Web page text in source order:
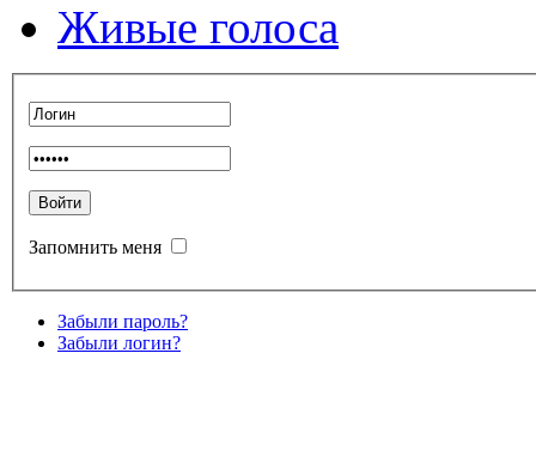
Живые голоса
Запомнить меня
Забыли пароль?
Забыли логин?